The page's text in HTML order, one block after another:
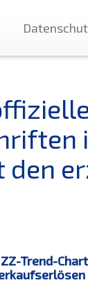
den
Trend-